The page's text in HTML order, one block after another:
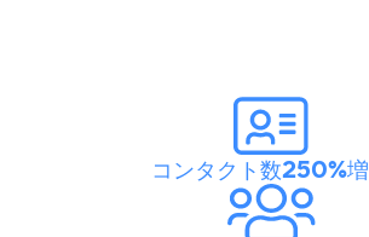
コンタクト数250%増